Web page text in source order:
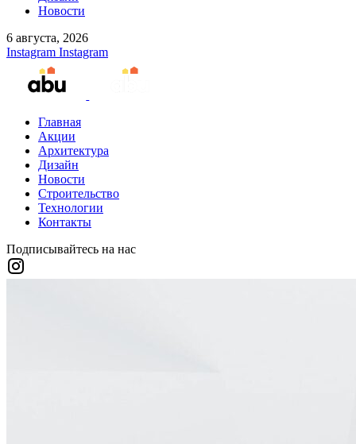
Новости
6 августа, 2026
Instagram Instagram
Главная
Акции
Архитектура
Дизайн
Новости
Строительство
Технологии
Контакты
Подписывайтесь на нас